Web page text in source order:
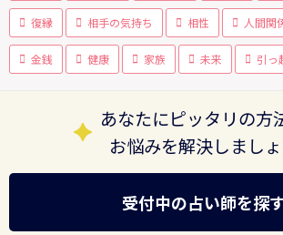
復縁 相手の気持ち 相性 人間関
金銭 健康 家族 未来 引っ
あなたにピッタリの方
お悩みを解決しまし
受付中の占い師を探